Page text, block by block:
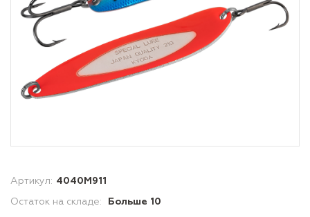
Артикул: 4040M911
Остаток на складе: Больше 10